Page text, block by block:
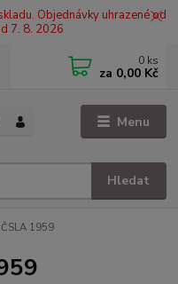
Objednávky uhrazené od
7. 8. 2026
Menu
Hledat
0 ks
za 0,00 Kč
ČSLA 1959